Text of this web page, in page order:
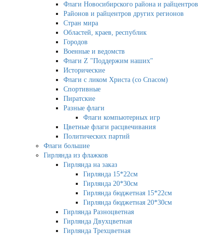
Флаги Новосибирского района и райцентров
Районов и райцентров других регионов
Стран мира
Областей, краев, республик
Городов
Военные и ведомств
Флаги Z "Поддержим наших"
Исторические
Флаги с ликом Христа (со Спасом)
Спортивные
Пиратские
Разные флаги
Флаги компьютерных игр
Цветные флаги расцвечивания
Политических партий
Флаги большие
Гирлянда из флажков
Гирлянда на заказ
Гирлянда 15*22см
Гирлянда 20*30см
Гирлянда бюджетная 15*22см
Гирлянда бюджетная 20*30см
Гирлянда Разноцветная
Гирлянда Двухцветная
Гирлянда Трехцветная